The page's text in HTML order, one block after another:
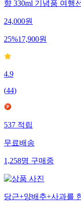
향 330ml 기념품 여행
24,000원
25%17,900원
4.9
(44)
537적립
무료배송
1,258명구매중
당근+양배추+사과를